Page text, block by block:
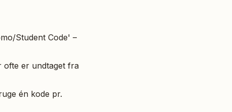
Student Code' –
ofte er undtaget fra
én kode pr.